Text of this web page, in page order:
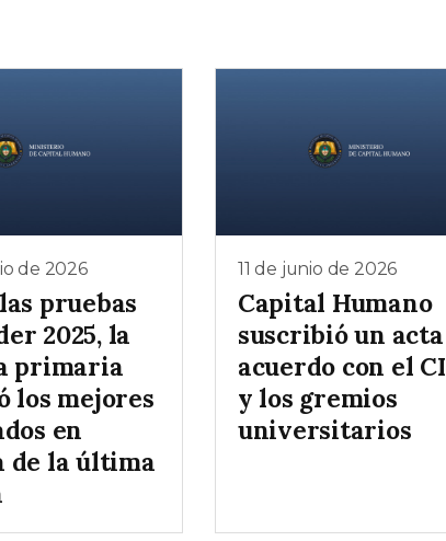
de 2026
pruebas
2025, la
primaria
los mejores
en
de la última
11 de junio de 2026
Capital Humano
suscribió un acta
acuerdo con el
y los gremios
universitarios